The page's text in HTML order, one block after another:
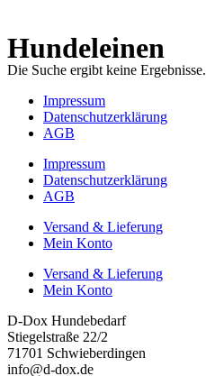
Hundeleinen
Die Suche ergibt keine Ergebnisse.
Impressum
Datenschutzerklärung
AGB
Impressum
Datenschutzerklärung
AGB
Versand & Lieferung
Mein Konto
Versand & Lieferung
Mein Konto
D-Dox Hundebedarf
Stiegelstraße 22/2
71701 Schwieberdingen
info@d-dox.de